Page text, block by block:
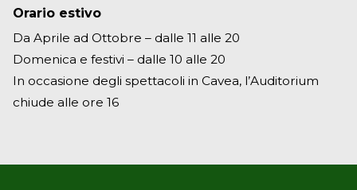
Orario estivo
Da Aprile ad Ottobre – dalle 11 alle 20
Domenica e festivi – dalle 10 alle 20
In occasione degli spettacoli in Cavea, l’Auditorium
chiude alle ore 16